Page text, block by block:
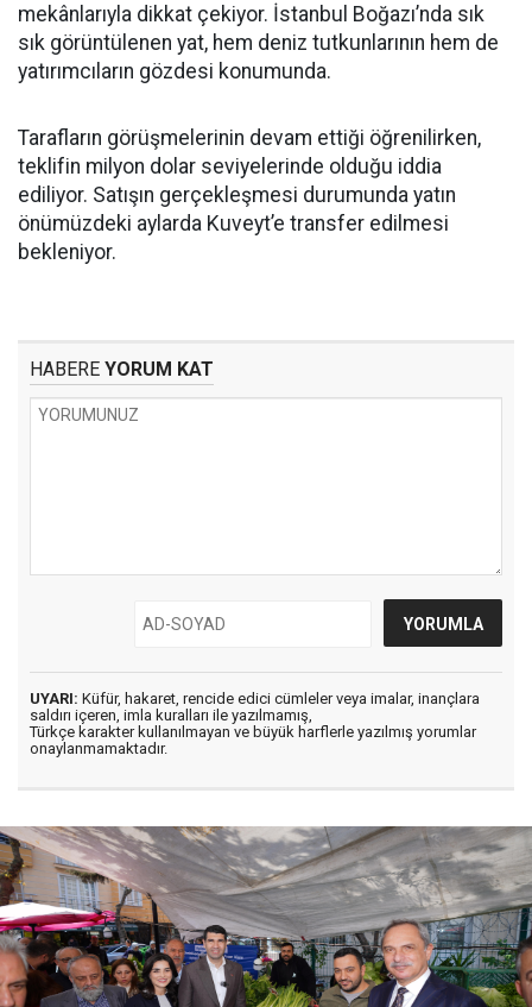
mekânlarıyla dikkat çekiyor. İstanbul Boğazı’nda sık
sık görüntülenen yat, hem deniz tutkunlarının hem de
yatırımcıların gözdesi konumunda.
Tarafların görüşmelerinin devam ettiği öğrenilirken,
teklifin milyon dolar seviyelerinde olduğu iddia
ediliyor. Satışın gerçekleşmesi durumunda yatın
önümüzdeki aylarda Kuveyt’e transfer edilmesi
bekleniyor.
HABERE YORUM KAT
UYARI: Küfür, hakaret, rencide edici cümleler veya imalar, inançlara
saldırı içeren, imla kuralları ile yazılmamış,
Türkçe karakter kullanılmayan ve büyük harflerle yazılmış yorumlar
onaylanmamaktadır.